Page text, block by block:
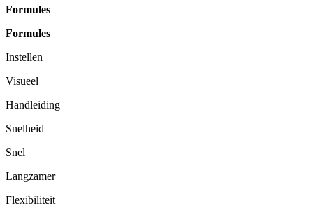
Formules
Formules
Instellen
Visueel
Handleiding
Snelheid
Snel
Langzamer
Flexibiliteit